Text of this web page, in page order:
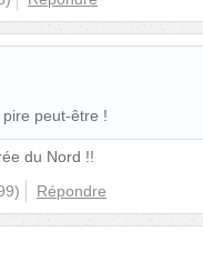
peut-être !
du Nord !!
) Répondre